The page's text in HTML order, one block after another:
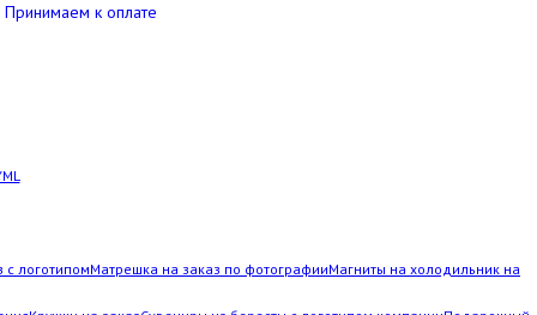
с логотипомМатрешка на заказ по фотографииМагниты на холодильник на
Принимаем к оплате